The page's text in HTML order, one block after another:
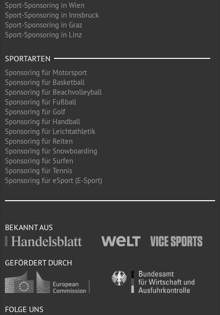
Sport-Sponsoring in Wien
Sport-Sponsoring in Innsbruck
Sport-Sponsoring in Graz
Sport-Sponsoring in Linz
SPORTARTEN
Sponsoring für Motorsport
Sponsoring für Basketball
Sponsoring für Beachvolleyball
Sponsoring für Fußball
Sponsoring für Golf
Sponsoring für Handball
Sponsoring für Leichtathletik
Sponsoring für Reiten
Sponsoring für Snowboarding
Sponsoring für Surfen
Sponsoring für Tennis
Sponsoring für eSport (E-Sport)
BEKANNT AUS
GEFÖRDERT DURCH
FOLGE UNS